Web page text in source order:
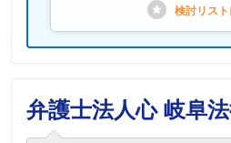
検討リス
弁護士法人心 岐阜